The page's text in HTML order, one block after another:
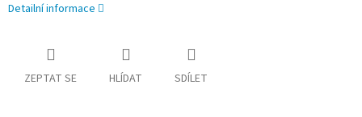
Detailní informace
ZEPTAT SE HLÍDAT SDÍLET